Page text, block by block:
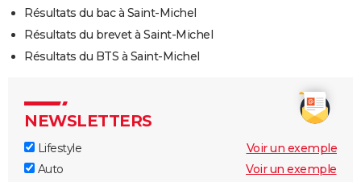
Résultats du bac à Saint-Michel
Résultats du brevet à Saint-Michel
Résultats du BTS à Saint-Michel
NEWSLETTERS
Lifestyle
Voir un exemple
Auto
Voir un exemple